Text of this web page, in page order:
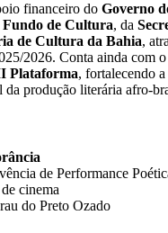
financeiro do Governo
Fundo de Cultura, da
de Cultura da Bahia,
2026. Conta ainda com
Plataforma, fortalecendo a
produção literária afro-
de Performance
cinema
do Preto Ozado